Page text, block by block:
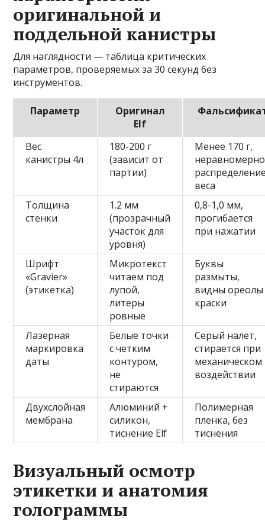
оригинальной и
поддельной канистры
Для наглядности — таблица критических
параметров, проверяемых за 30 секунд без
инструментов.
Параметр
Оригинал
Elf
Вес
канистры 4л
180-200 г
(зависит от
партии)
Менее 170 г,
веса
Толщина
стенки
1.2 мм
(прозрачный
участок для
уровня)
0,8-1,0 мм,
прогибается
при нажатии
Шрифт
«Gravier»
(этикетка)
Микротекст
читаем под
лупой,
литеры
ровные
Буквы
размыты,
видны ореолы
краски
Лазерная
маркировка
даты
Белые точки
с четким
контуром,
не
стираются
Серый налет,
стирается при
механическом
воздействии
Двухслойная
мембрана
Алюминий +
силикон,
тиснение Elf
Полимерная
пленка, без
тиснения
Визуальный осмотр
этикетки и анатомия
голограммы